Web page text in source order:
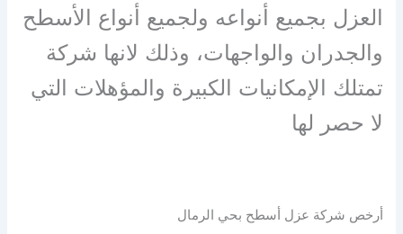
العزل بجميع أنواعه ولجميع أنواع الأسطح
والجدران والواجهات، وذلك لانها شركة
تمتلك الإمكانيات الكبيرة والمؤهلات التي
لا حصر لها
أرخص شركة عزل أسطح بحي الرمال